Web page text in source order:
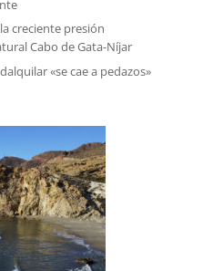
creciente presión
Cabo de Gata-Níjar
«se cae a pedazos»